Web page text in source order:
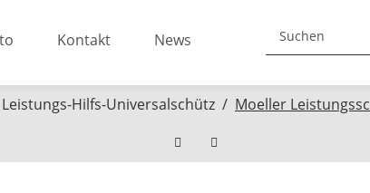
Kontakt News
Leistungs-Hilfs-Universalschütz Moeller